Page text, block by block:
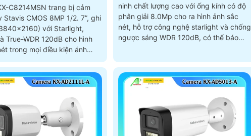
C8214MSN trang bị cảm
Stavis CMOS 8MP 1/2. 7”, ghi
với Starlight,
True-WDR 120dB cho hình
trong mọi điều kiện ánh
ninh chất lượng cao với ống kính có độ
phân giải 8.0Mp cho ra hình ảnh sắc
nét, hỗ trợ công nghệ starlight và chống
ngược sáng WDR 120dB, có thể báo